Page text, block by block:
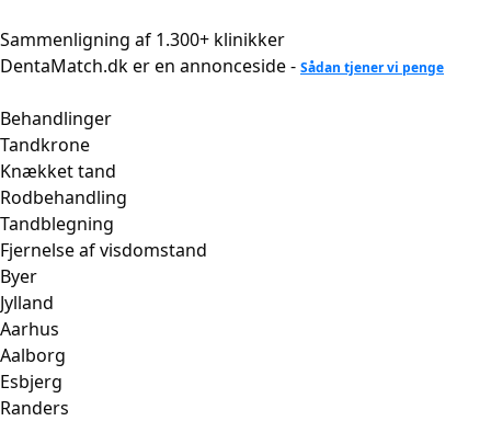
til
indhold
Sammenligning af 1.300+ klinikker
DentaMatch.dk er en annonceside - Sådan tjener vi penge
Behandlinger
Tandkrone
Knækket tand
Rodbehandling
Tandblegning
Fjernelse af visdomstand
Byer
Jylland
Aarhus
Aalborg
Esbjerg
Randers